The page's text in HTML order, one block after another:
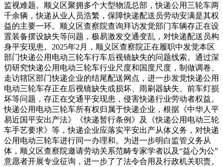
监视难题。顺义区聚拥多个大型物流总部，快递公用三轮车两
千余辆，快递从业人员浩繁，保障快递配送员劳动安满是其权
益的主要一环。顺义区查察院查询拜访发觉部门车辆存正在设
置装备摆设缺失等问题，极易激发交通变乱，对快递配送员构
身平安现患。2025年2月，顺义区查察院正在履职中发觉本区
部门快递公用电动三轮车行车后视镜缺失的问题线索。通过深
切研究快递公用电动三轮车行业尺度和国度尺度，制做调卷、
走访辖区部门快递企业的结尾配送网点，进一步发觉快递公用
电动三轮车存正在后视镜缺失或损坏、雨刷器缺失、前车灯损
坏等问题，存正在交通平安现患，侵害快递行业劳动者权益。
快递公用电动三轮车所有权归属于快递企业，根据《中华人平
易近国平安出产法》《快递暂行条例》及《快递公用电动三轮
车手艺要求》等，快递企业应落实平安出产从体义务，对快递
公用电动三轮车进行同一办理和。为进一步明白监管义务从
体，顺义区查察院邀请劳动关系范畴专家学者以及“益心为公”
意愿者开展专业征询，进一步了了法令合用及行政机关职责。